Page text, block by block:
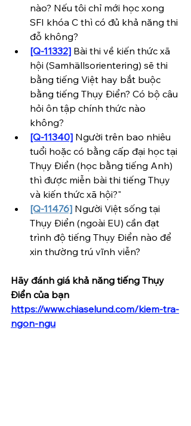
nào? Nếu tôi chỉ mới học xong
SFI khóa C thì có đủ khả năng thi
đỗ không?
[Q-11332] Bài thi về kiến thức xã
hội (Samhällsorientering) sẽ thi
bằng tiếng Việt hay bắt buộc
bằng tiếng Thụy Điển? Có bộ câu
hỏi ôn tập chính thức nào
không?
[Q-11340] Người trên bao nhiêu
tuổi hoặc có bằng cấp đại học tại
Thụy Điển (học bằng tiếng Anh)
thì được miễn bài thi tiếng Thụy
và kiến thức xã hội?"
[Q-11476] Người Việt sống tại
Thụy Điển (ngoài EU) cần đạt
trình độ tiếng Thụy Điển nào để
xin thường trú vĩnh viễn?
Hãy đánh giá khả năng tiếng Thụy
Điển của bạn
https://www.chiaselund.com/kiem-tra-
ngon-ngu